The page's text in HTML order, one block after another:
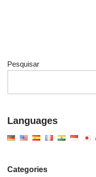
Pesquisar
Languages
Categories